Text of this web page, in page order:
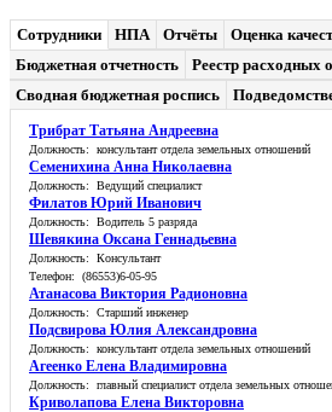
Сотрудники НПА Отчёты
Оценка
Бюджетная отчетность
Реестр расходных
Сводная бюджетная роспись
Трибрат Татьяна Андреевна
Должность: консультант отдела земельных отношений
Семенихина Анна Николаевна
Должность: Ведущий специалист
Филатов Юрий Иванович
Должность: Водитель 5 разряда
Шевякина Оксана Геннадьевна
Должность: Консультант
Телефон: (86553)6-05-95
Атанасова Виктория Радионовна
Должность: Старший инженер
Подсвирова Юлия Александровна
Должность: консультант отдела земельных отношений
Агеенко Елена Владимировна
Должность: главный специалист отдела земельных
Криволапова Елена Викторовна